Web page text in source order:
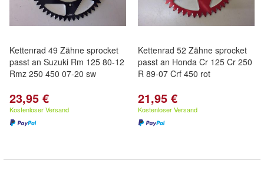
Kettenrad 49 Zähne sprocket
passt an Suzuki Rm 125 80-12
Rmz 250 450 07-20 sw
23,95 €
Kostenloser Versand
Kettenrad 52 Zähne sprocket
passt an Honda Cr 125 Cr 250
R 89-07 Crf 450 rot
21,95 €
Kostenloser Versand